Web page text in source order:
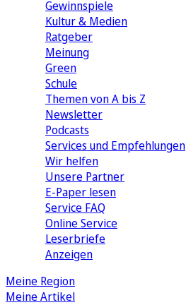
Gewinnspiele
Kultur & Medien
Ratgeber
Meinung
Green
Schule
Themen von A bis Z
Newsletter
Podcasts
Services und Empfehlungen
Wir helfen
Unsere Partner
E-Paper lesen
Service FAQ
Online Service
Leserbriefe
Anzeigen
Meine Region
Meine Artikel